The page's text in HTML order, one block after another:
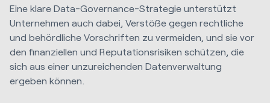
Eine klare Data-Governance-Strategie unterstützt
Unternehmen auch dabei, Verstöße gegen rechtliche
und behördliche Vorschriften zu vermeiden, und sie vor
den finanziellen und Reputationsrisiken schützen, die
sich aus einer unzureichenden Datenverwaltung
ergeben können.